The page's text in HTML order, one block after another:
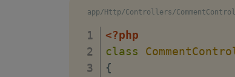
app/Http/Controllers/
<?php
class
{